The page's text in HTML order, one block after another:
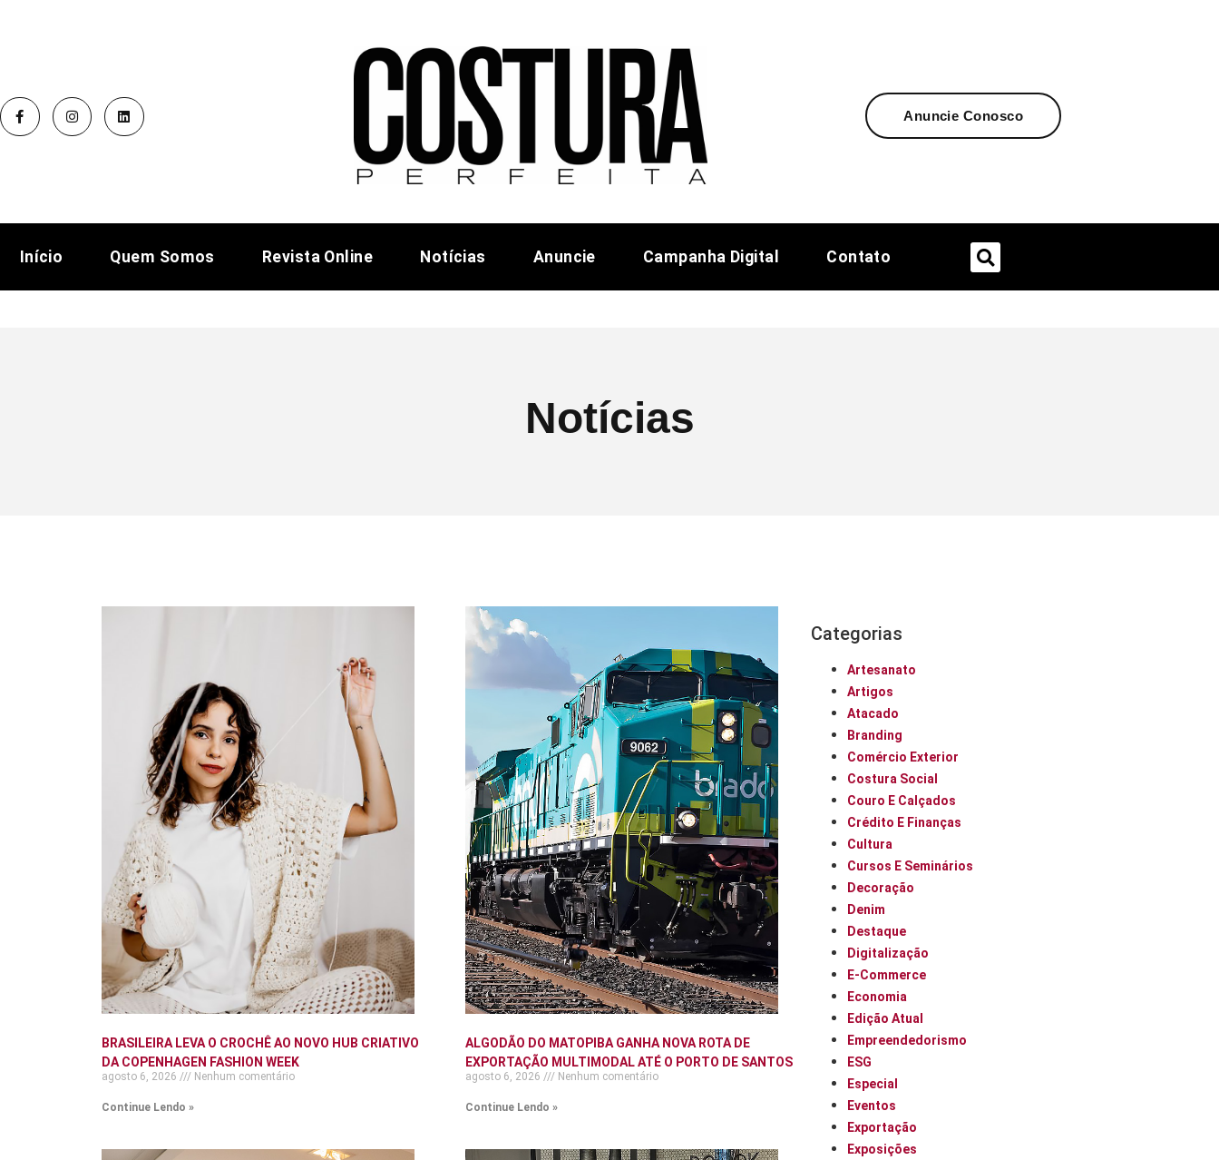
Anuncie Conosco
Início Quem Somos Revista Online Notícias Anuncie Campanha Digital Contato
Notícias
BRASILEIRA LEVA O CROCHÊ AO NOVO HUB CRIATIVO
DA COPENHAGEN FASHION WEEK
agosto 6, 2026 Nenhum comentário
Continue Lendo »
ALGODÃO DO MATOPIBA GANHA NOVA ROTA DE
EXPORTAÇÃO MULTIMODAL ATÉ O PORTO DE SANTOS
agosto 6, 2026 Nenhum comentário
Continue Lendo »
Categorias
Artesanato
Artigos
Atacado
Branding
Comércio Exterior
Costura Social
Couro E Calçados
Crédito E Finanças
Cultura
Cursos E Seminários
Decoração
Denim
Destaque
Digitalização
E-Commerce
Economia
Edição Atual
Empreendedorismo
ESG
Especial
Eventos
Exportação
Exposições